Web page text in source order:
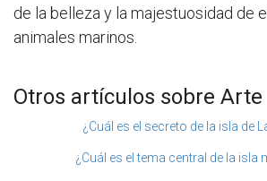
de la belleza y la majestuosidad de
animales marinos.
Otros artículos sobre Arte
¿Cuál es el secreto de la isla de
¿Cuál es el tema central de la isla